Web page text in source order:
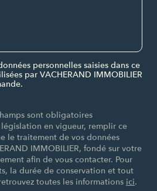
personnelles saisies dans ce
par VACHERAND IMMOBILIER
sont obligatoires
en vigueur, remplir ce
le traitement de vos données
IMMOBILIER, fondé sur votre
afin de vous contacter. Pour
la durée de conservation et tout
toutes les informations ici.